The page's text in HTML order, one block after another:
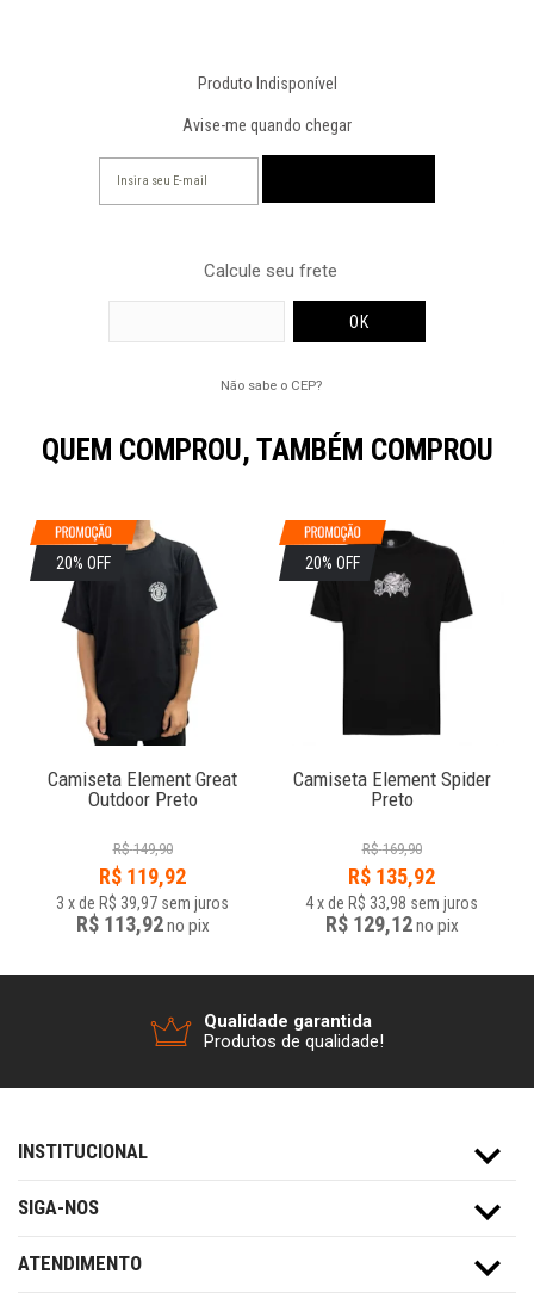
Produto Indisponível
Avise-me quando chegar
Calcule seu frete
Não sabe o CEP?
QUEM COMPROU, TAMBÉM COMPROU
20% OFF
Camiseta Element Great
Outdoor Preto
R$ 149,90
R$ 119,92
3 xde R$ 39,97 sem juros
R$ 113,92no pix
20% OFF
Camiseta Element Spider
Preto
R$ 169,90
R$ 135,92
4xde R$ 33,98 sem juros
R$ 129,12no pix
Qualidade garantida
Produtos de qualidade!
INSTITUCIONAL
SIGA-NOS
ATENDIMENTO